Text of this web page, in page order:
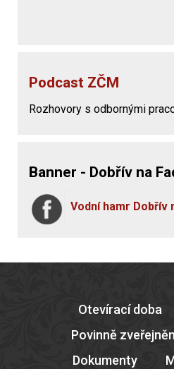
Podcast ZČM
Rozhovory s odbornými
Banner - Dobřív na
Vodní hamr Dobřív
Otevírací doba
Povinně
Dokumenty